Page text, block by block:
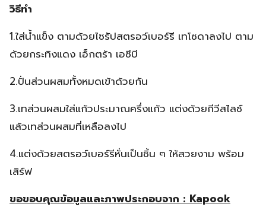
วิธีทำ
1.ใส่น้ำแข็ง ตามด้วยไซรัปสตรอว์เบอร์รี เทโซดาลงไป ตาม
ด้วยกระทิงแดง เอ็กตร้า เอซีบี
2.ปั่นส่วนผสมทั้งหมดเข้าด้วยกัน
3.เทส่วนผสมใส่แก้วประมาณครึ่งแก้ว แต่งด้วยกีวีสไลซ์
แล้วเทส่วนผสมที่เหลือลงไป
4.แต่งด้วยสตรอว์เบอร์รีหั่นเป็นชิ้น ๆ ให้สวยงาม พร้อม
เสิร์ฟ
ขอขอบคุณข้อมูลและภาพประกอบจาก : Kapook